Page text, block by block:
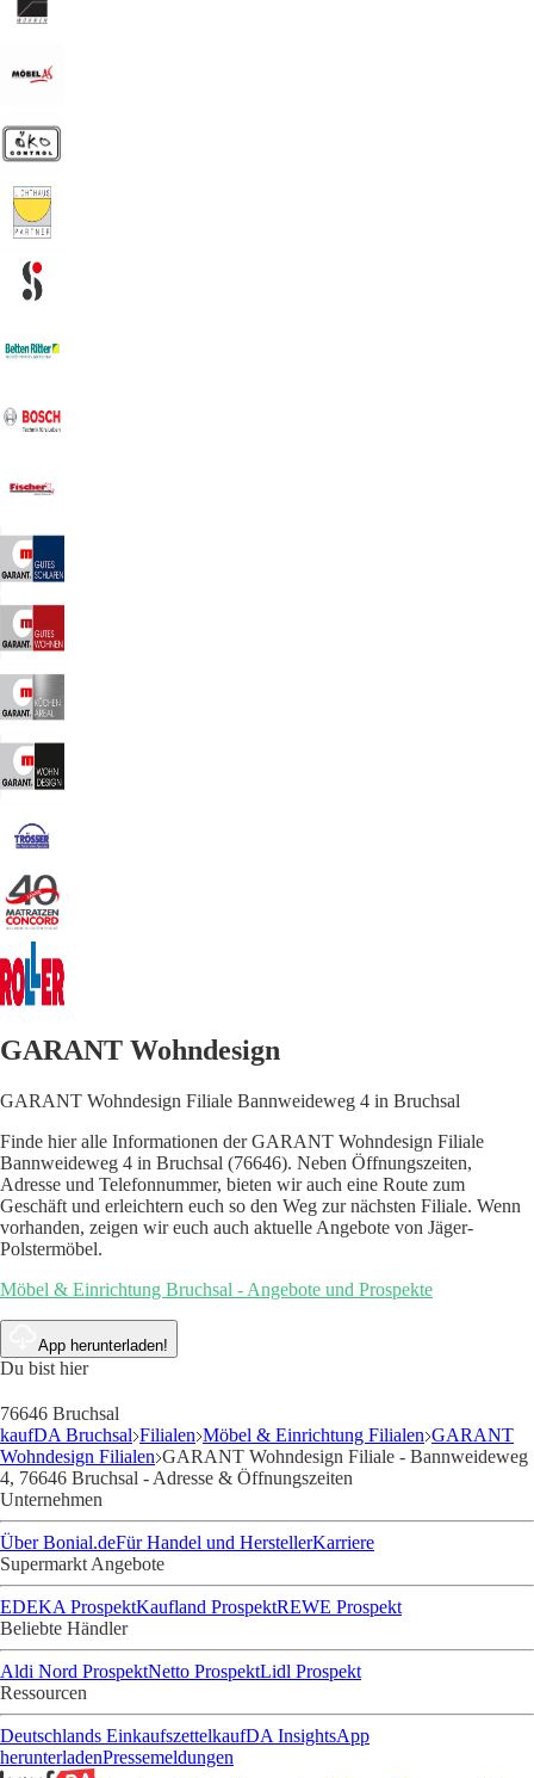
GARANT Wohndesign
GARANT Wohndesign Filiale Bannweideweg 4 in Bruchsal
Finde hier alle Informationen der GARANT Wohndesign Filiale
Bannweideweg 4 in Bruchsal (76646). Neben Öffnungszeiten,
Adresse und Telefonnummer, bieten wir auch eine Route zum
Geschäft und erleichtern euch so den Weg zur nächsten Filiale. Wenn
vorhanden, zeigen wir euch auch aktuelle Angebote von Jäger-
Polstermöbel.
Möbel & Einrichtung Bruchsal - Angebote und Prospekte
App herunterladen!
Du bist hier
76646 Bruchsal
kaufDA Bruchsal Filialen Möbel & Einrichtung Filialen GARANT
Wohndesign Filialen GARANT Wohndesign Filiale - Bannweideweg
4, 76646 Bruchsal - Adresse & Öffnungszeiten
Unternehmen
Über Bonial.deFür Handel und HerstellerKarriere
Supermarkt Angebote
EDEKA ProspektKaufland ProspektREWE Prospekt
Beliebte Händler
Aldi Nord ProspektNetto ProspektLidl Prospekt
Ressourcen
Deutschlands EinkaufszettelkaufDA InsightsApp
herunterladenPressemeldungen